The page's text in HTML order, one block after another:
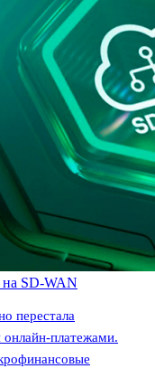
SD-WAN
перестала
платежами.